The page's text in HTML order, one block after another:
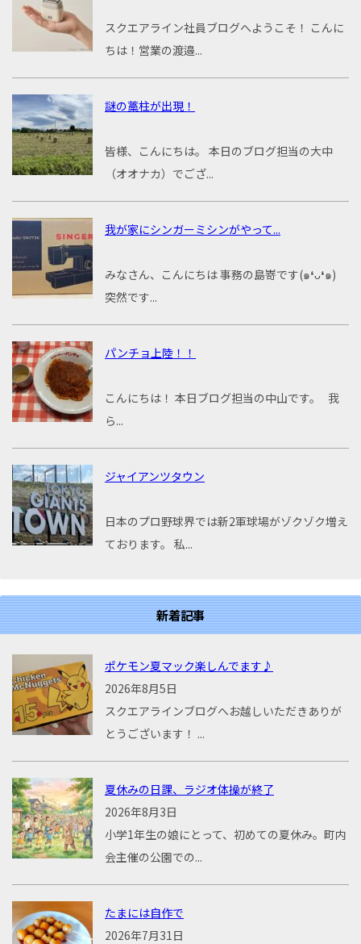
スクエアライン社員ブログへようこそ！ こんに
ちは！営業の渡邉...
謎の藁柱が出現！
皆様、こんにちは。 本日のブログ担当の大中
（オオナカ）でござ...
我が家にシンガーミシンがやって...
みなさん、こんにちは 事務の島嵜です(๑❛ᴗ❛๑)
突然です...
パンチョ上陸！！
こんにちは！ 本日ブログ担当の中山です。 我
ら...
ジャイアンツタウン
日本のプロ野球界では新2軍球場がゾクゾク増え
ております。 私...
新着記事
ポケモン夏マック楽しんでます♪
2026年8月5日
スクエアラインブログへお越しいただきありが
とうございます！ ...
夏休みの日課、ラジオ体操が終了
2026年8月3日
小学1年生の娘にとって、初めての夏休み。町内
会主催の公園での...
たまには自作で
2026年7月31日